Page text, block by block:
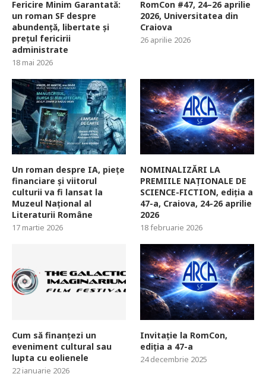
Fericire Minim Garantată:
un roman SF despre
abundență, libertate și
prețul fericirii
administrate
18 mai 2026
RomCon #47, 24–26 aprilie
2026, Universitatea din
Craiova
26 aprilie 2026
Un roman despre IA, piețe
financiare și viitorul
culturii va fi lansat la
Muzeul Național al
Literaturii Române
17 martie 2026
NOMINALIZĂRI LA
PREMIILE NAȚIONALE DE
SCIENCE-FICTION, ediția a
47-a, Craiova, 24-26 aprilie
2026
18 februarie 2026
Cum să finanțezi un
eveniment cultural sau
lupta cu eolienele
22 ianuarie 2026
Invitație la RomCon,
ediția a 47-a
24 decembrie 2025